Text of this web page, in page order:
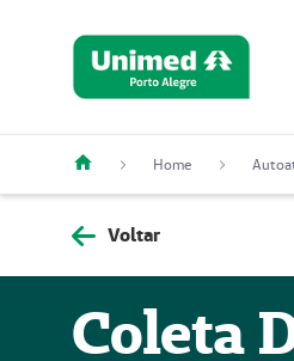
Home
Voltar
Coleta